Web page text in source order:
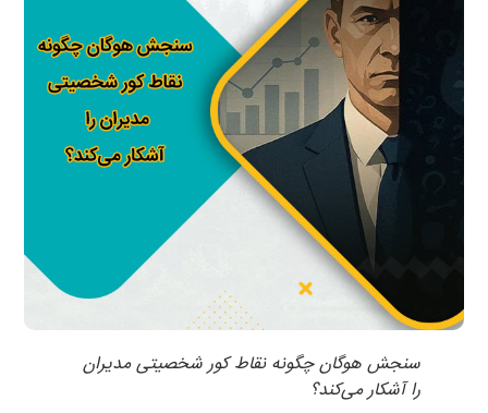
سنجش هوگان چگونه نقاط کور شخصیتی مدیران
را آشکار می‌کند؟